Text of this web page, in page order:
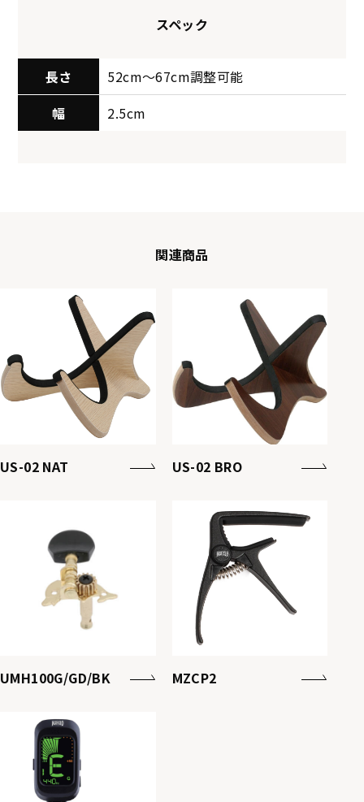
スペック
長さ
52cm～67cm調整可能
幅
2.5cm
関連商品
US-02 NAT US-02 BRO
UMH100G/GD/BK MZCP2